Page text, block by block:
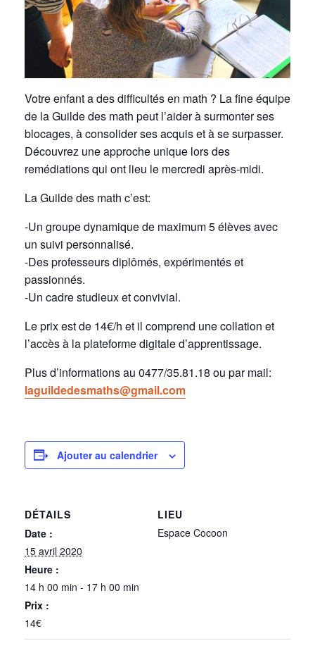
Votre enfant a des difficultés en math ? La fine équipe
de la Guilde des math peut l’aider à surmonter ses
blocages, à consolider ses acquis et à se surpasser.
Découvrez une approche unique lors des
remédiations qui ont lieu le mercredi après-midi.
La Guilde des math c’est:
-Un groupe dynamique de maximum 5 élèves avec
un suivi personnalisé.
-Des professeurs diplômés, expérimentés et
passionnés.
-Un cadre studieux et convivial.
Le prix est de 14€/h et il comprend une collation et
l’accès à la plateforme digitale d’apprentissage.
Plus d’informations au 0477/35.81.18 ou par mail:
laguildedesmaths@gmail.com
Ajouter au calendrier
DÉTAILS
Date :
15 avril 2020
Heure :
14 h 00 min - 17 h 00 min
Prix :
14€
LIEU
Espace Cocoon